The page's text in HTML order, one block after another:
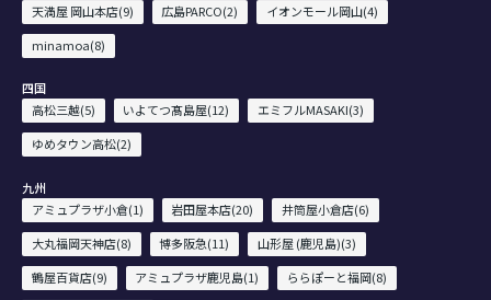
天満屋 岡山本店(9)
広島PARCO(2)
イオンモール岡山(4)
minamoa(8)
四国
高松三越(5)
いよてつ髙島屋(12)
エミフルMASAKI(3)
ゆめタウン高松(2)
九州
アミュプラザ小倉(1)
岩田屋本店(20)
井筒屋小倉店(6)
大丸福岡天神店(8)
博多阪急(11)
山形屋 (鹿児島)(3)
鶴屋百貨店(9)
アミュプラザ鹿児島(1)
ららぽーと福岡(8)